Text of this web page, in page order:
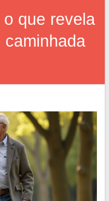
que revela